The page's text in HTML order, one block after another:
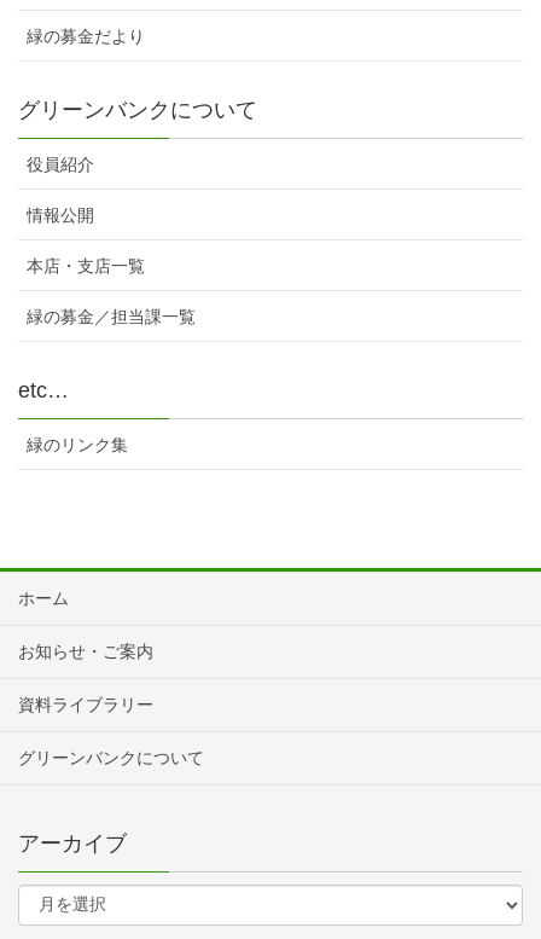
緑の募金だより
グリーンバンクについて
役員紹介
情報公開
本店・支店一覧
緑の募金／担当課一覧
etc…
緑のリンク集
ホーム
お知らせ・ご案内
資料ライブラリー
グリーンバンクについて
アーカイブ